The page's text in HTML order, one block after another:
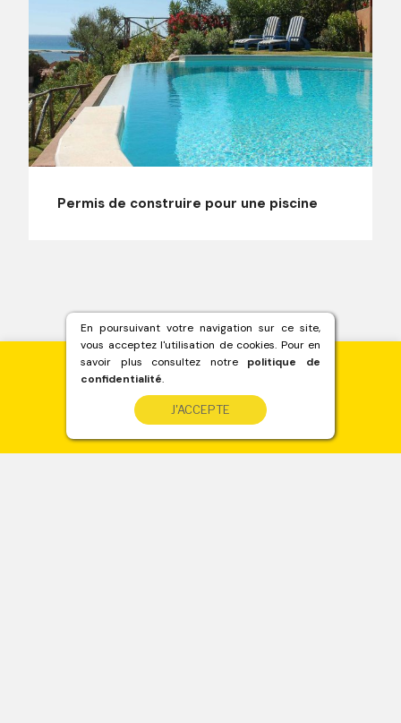
En poursuivant votre navigation sur ce site,
vous acceptez l'utilisation de cookies. Pour en
savoir plus consultez notre politique de
confidentialité.
J'ACCEPTE
Besoin de béton ?
Devis immédiat sur www.betondirect.fr
Permis de construire pour une piscine